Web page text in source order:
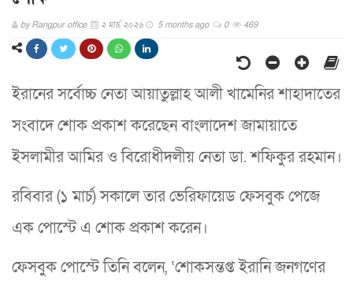
byRangpur office ২ মার্চ, ২০২৬ 5 months ago 0 469
ইরানের সর্বোচ্চ নেতা আয়াতুল্লাহ আলী খামেনির শাহাদাতের
সংবাদে শোক প্রকাশ করেছেন বাংলাদেশ জামায়াতে
ইসলামীর আমির ও বিরোধীদলীয় নেতা ডা. শফিকুর রহমান।
রবিবার (১ মার্চ) সকালে তার ভেরিফায়েড ফেসবুক পেজে
এক পোস্টে এ শোক প্রকাশ করেন।
ফেসবুক পোস্টে তিনি বলেন, ‘শোকসন্তপ্ত ইরানি জনগণের